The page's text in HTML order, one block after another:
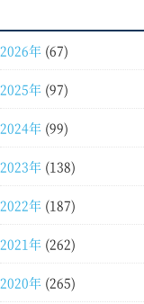
2026年 (67)
2025年 (97)
2024年 (99)
2023年 (138)
2022年 (187)
2021年 (262)
2020年 (265)